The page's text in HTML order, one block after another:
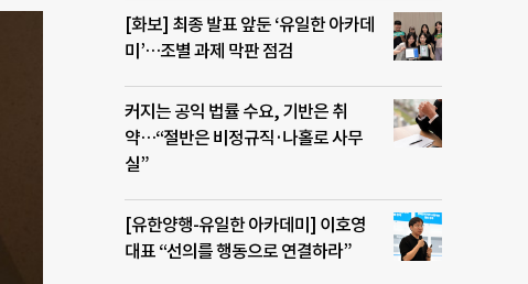
[화보] 최종 발표 앞둔 ‘유일한 아카데
미’…조별 과제 막판 점검
커지는 공익 법률 수요, 기반은 취
약…“절반은 비정규직·나홀로 사무
실”
[유한양행-유일한 아카데미] 이호영
대표 “선의를 행동으로 연결하라”